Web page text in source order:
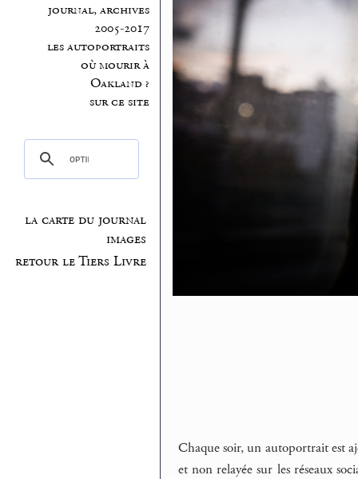
journal, archives
2005-2017
les autoportraits
où mourir à
Oakland ?
sur ce site
la carte du journal
images
retour le Tiers Livre
Chaque soir, un autoportrait est
et non relayée sur les réseaux